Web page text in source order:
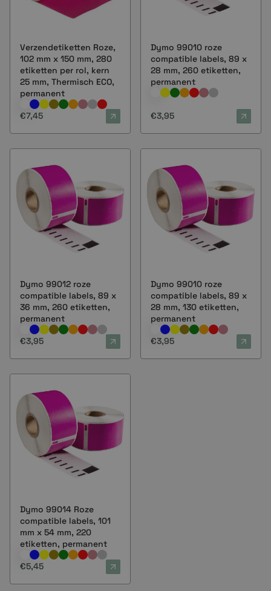
Verzendetiketten Roze,
102 mm x 150 mm, 280
etiketten per rol, kern
25 mm, Thermisch ECO,
permanent
€7,45
Dymo 99010 roze
compatible labels, 89 x
28 mm, 260 etiketten,
permanent
€3,95
Dymo 99012 roze
compatible labels, 89 x
36 mm, 260 etiketten,
permanent
€3,95
Dymo 99010 roze
compatible labels, 89 x
28 mm, 130 etiketten,
permanent
€3,95
Dymo 99014 Roze
compatible labels, 101
mm x 54 mm, 220
etiketten, permanent
€5,45